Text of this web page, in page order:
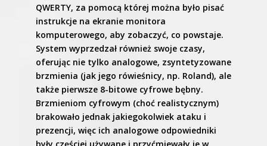
QWERTY, za pomocą której można było pisać
instrukcje na ekranie monitora
komputerowego, aby zobaczyć, co powstaje.
System wyprzedzał również swoje czasy,
oferując nie tylko analogowe, zsyntetyzowane
brzmienia (jak jego rówieśnicy, np. Roland), ale
także pierwsze 8-bitowe cyfrowe bębny.
Brzmieniom cyfrowym (choć realistycznym)
brakowało jednak jakiegokolwiek ataku i
prezencji, więc ich analogowe odpowiedniki
były częściej używane i przyćmiewały je w